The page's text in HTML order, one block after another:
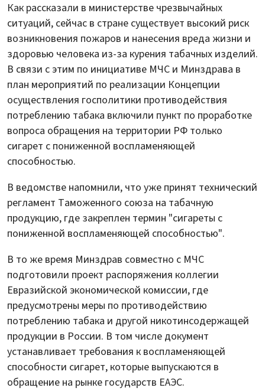
Как рассказали в министерстве чрезвычайных
ситуаций, сейчас в стране существует высокий риск
возникновения пожаров и нанесения вреда жизни и
здоровью человека из-за курения табачных изделий.
В связи с этим по инициативе МЧС и Минздрава в
план мероприятий по реализации Концепции
осуществления госполитики противодействия
потреблению табака включили пункт по проработке
вопроса обращения на территории РФ только
сигарет с пониженной воспламеняющей
способностью.
В ведомстве напомнили, что уже принят технический
регламент Таможенного союза на табачную
продукцию, где закреплен термин "сигареты с
пониженной воспламеняющей способностью".
В то же время Минздрав совместно с МЧС
подготовили проект распоряжения коллегии
Евразийской экономической комиссии, где
предусмотрены меры по противодействию
потреблению табака и другой никотинсодержащей
продукции в России. В том числе документ
устанавливает требования к воспламеняющей
способности сигарет, которые выпускаются в
обращение на рынке государств ЕАЭС.